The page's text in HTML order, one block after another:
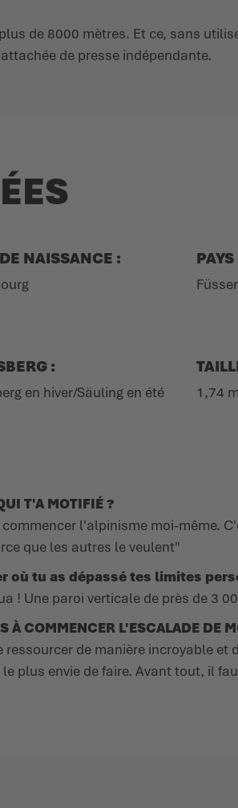
de 8000 mètres. Et ce, sans
de presse indépendante.
NAISSANCE : PAYS
:
en hiver/Säuling en été 1,74 m
T'A MOTIFIÉ ?
l'alpinisme moi-même.
que les autres le veulent"
tu as dépassé tes limites
! Une paroi verticale de près de 3
À COMMENCER L'ESCALADE DE
de manière incroyable et
plus envie de faire. Avant tout, il